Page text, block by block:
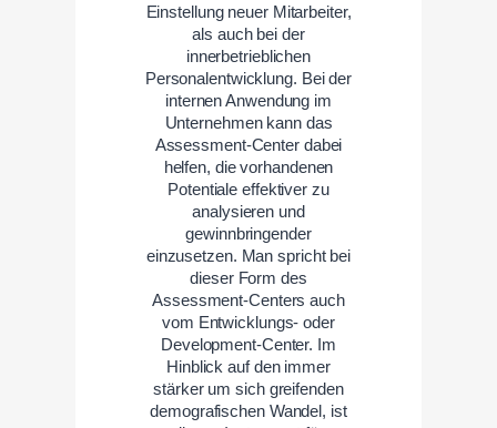
Einstellung neuer Mitarbeiter,
als auch bei der
innerbetrieblichen
Personalentwicklung. Bei der
internen Anwendung im
Unternehmen kann das
Assessment-Center dabei
helfen, die vorhandenen
Potentiale effektiver zu
analysieren und
gewinnbringender
einzusetzen. Man spricht bei
dieser Form des
Assessment-Centers auch
vom Entwicklungs- oder
Development-Center. Im
Hinblick auf den immer
stärker um sich greifenden
demografischen Wandel, ist